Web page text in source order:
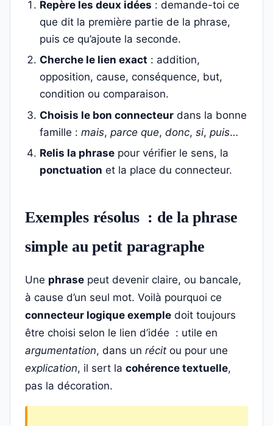
Repère les deux idées : demande-toi ce
que dit la première partie de la phrase,
puis ce qu’ajoute la seconde.
Cherche le lien exact : addition,
opposition, cause, conséquence, but,
condition ou comparaison.
Choisis le bon connecteur dans la bonne
famille : mais, parce que, donc, si, puis…
Relis la phrase pour vérifier le sens, la
ponctuation et la place du connecteur.
Exemples résolus : de la phrase
simple au petit paragraphe
Une phrase peut devenir claire, ou bancale,
à cause d’un seul mot. Voilà pourquoi ce
connecteur logique exemple doit toujours
être choisi selon le lien d’idée : utile en
argumentation, dans un récit ou pour une
explication, il sert la cohérence textuelle,
pas la décoration.